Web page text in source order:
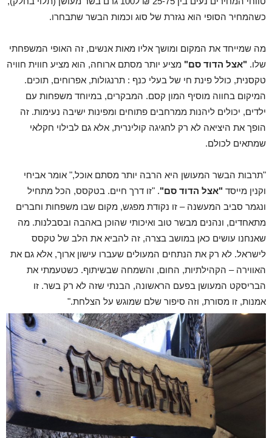
כשהמחיר הסופי הוא נגזרת של סוג וכמות הבשר שתבחרו.
מה שמייחד את המקום ומושך אליו מאות אנשים, זה האופי המשפחתי
שלו. "אצל הדוד סם" מציע יותר מסתם ארוחה, הוא מציע חווית חוויה
טקסנית, כולל פינת חי של בעלי כנף : תרנגולות, אפרוחים, תוכים.
המיקום בחווה מוסיף המון קסם. המבקרים, במיוחד משפחות עם
ילדים, יכולים ליהנות ממרחבים פתוחים ומפינות ישיבה נעימות. זה
הופך את היציאה לא רק לחגיגה קולינרית, אלא גם לבילוי חקלאי
שמתאים לכולם.
"תרבות הבשר המעושן היא הרבה יותר מסתם אוכל," אומר אביחי
וקנין מייסד "אצל הדוד סם". "זו דרך חיים. בטקסס, הכל מתחיל
ונגמר סביב המעשנה – זו נקודת מפגש, מקום שבו משפחות וחברים
מתאחדים, ונהנים מבשר טוב ואיכותי שהוכן באהבה ובסבלנות. מה
שאנחנו עושים כאן במושב בצרה, זה להביא את הלב של טקסס
לישראל. לא רק את הנתחים המעולים שעברו עישון ארוך, אלא גם את
האווירה – הקהילתיות, החום, והשמחה שבשיתוף. כשטעמתי את
הבריסקט המעושן בפעם הראשונה, הבנתי שזה לא רק בשר. זו
אמנות, זו מסורת, וזה סיפור שלם שמוגש על הצלחת."